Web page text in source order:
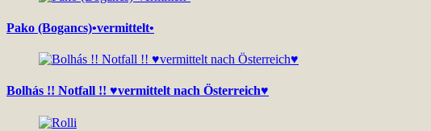
Pako (Bogancs)•vermittelt•
Bolhás !! Notfall !! ♥vermittelt nach Österreich♥